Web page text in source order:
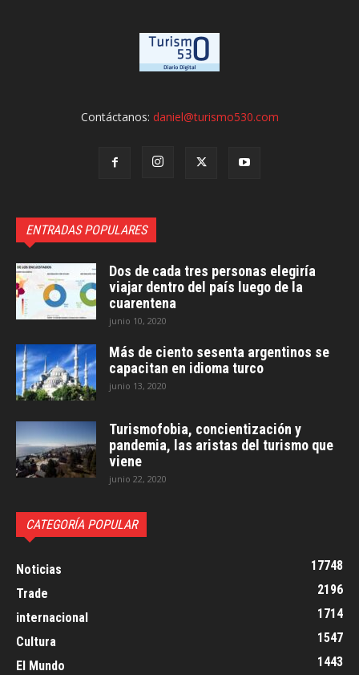
Contáctanos: daniel@turismo530.com
ENTRADAS POPULARES
Dos de cada tres personas elegiría
viajar dentro del país luego de la
cuarentena
junio 10, 2020
Más de ciento sesenta argentinos se
capacitan en idioma turco
junio 13, 2020
Turismofobia, concientización y
pandemia, las aristas del turismo que
viene
junio 22, 2020
CATEGORÍA POPULAR
Noticias
17748
Trade
2196
internacional
1714
Cultura
1547
El Mundo
1443